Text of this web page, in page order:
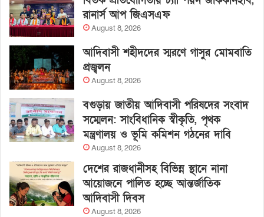
রানার্স আপ জিএসএফ
August 8, 2026
আদিবাসী শহীদদের স্মরণে গাসুর মোমবাতি
প্রজ্বলন
August 8, 2026
বগুড়ায় জাতীয় আদিবাসী পরিষদের সংবাদ
সম্মেলন: সাংবিধানিক স্বীকৃতি, পৃথক
মন্ত্রণালয় ও ভূমি কমিশন গঠনের দাবি
August 8, 2026
দেশের রাজধানীসহ বিভিন্ন স্থানে নানা
আয়োজনে পালিত হচ্ছে আন্তর্জাতিক
আদিবাসী দিবস
August 8, 2026